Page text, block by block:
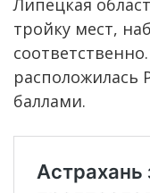
Липецкая
тройку мест,
расположилась
баллами.